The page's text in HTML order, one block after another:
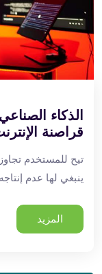
الذكاء
قراصنة
تيح للمستخدم
ينبغي لها عدم إنتاجه.
المزيد